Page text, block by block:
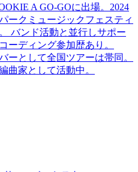
A GO-GOに出場。2024
ークミュージックフェスティ
バンド活動と並行しサポー
ーディング参加歴あり。
ーとして全国ツアーは帯同。
曲家として活動中。